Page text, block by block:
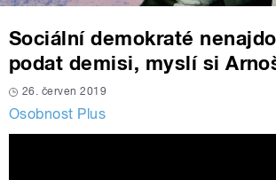
Sociální demokraté
podat demisi, myslí si
26. červen 2019
Osobnost Plus